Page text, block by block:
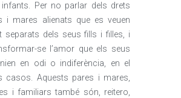
infants. Per no parlar dels drets
i mares alienats que es veuen
separats dels seus fills i filles, i
se l’amor que els seus
en odi o indiferència, en el
casos. Aquests pares i mares,
i familiars també són, reitero,